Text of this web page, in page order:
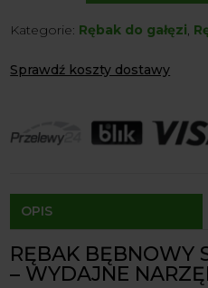
Spalinowy
50
CNC
Kategorie: Rębak do gałęzi
Sprawdź koszty dostawy
Agrol transport: 200 zł
Agrol transport gabaryty:
Dostępność form dostawy i ceny
OPIS
RĘBAK BĘBNOWY
– WYDAJNE